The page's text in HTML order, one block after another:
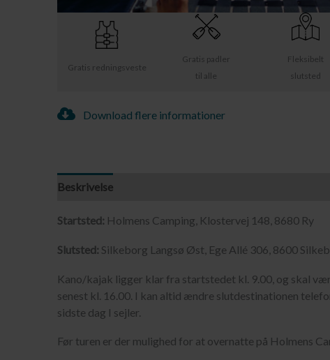
Gratis redningsveste
Gratis padler
til alle
Fleksibelt
slutsted
Download flere informationer
Beskrivelse
Startsted: Holmens Camping, Klostervej 148, 8680 Ry
Slutsted: Silkeborg Langsø Øst, Ege Allé 306, 8600
Kano/kajak ligger klar fra startstedet kl. 9.00, og skal
senest kl. 16.00. I kan altid ændre slutdestinationen
sidste dag I sejler.
Før turen er der mulighed for at overnatte på Holmens